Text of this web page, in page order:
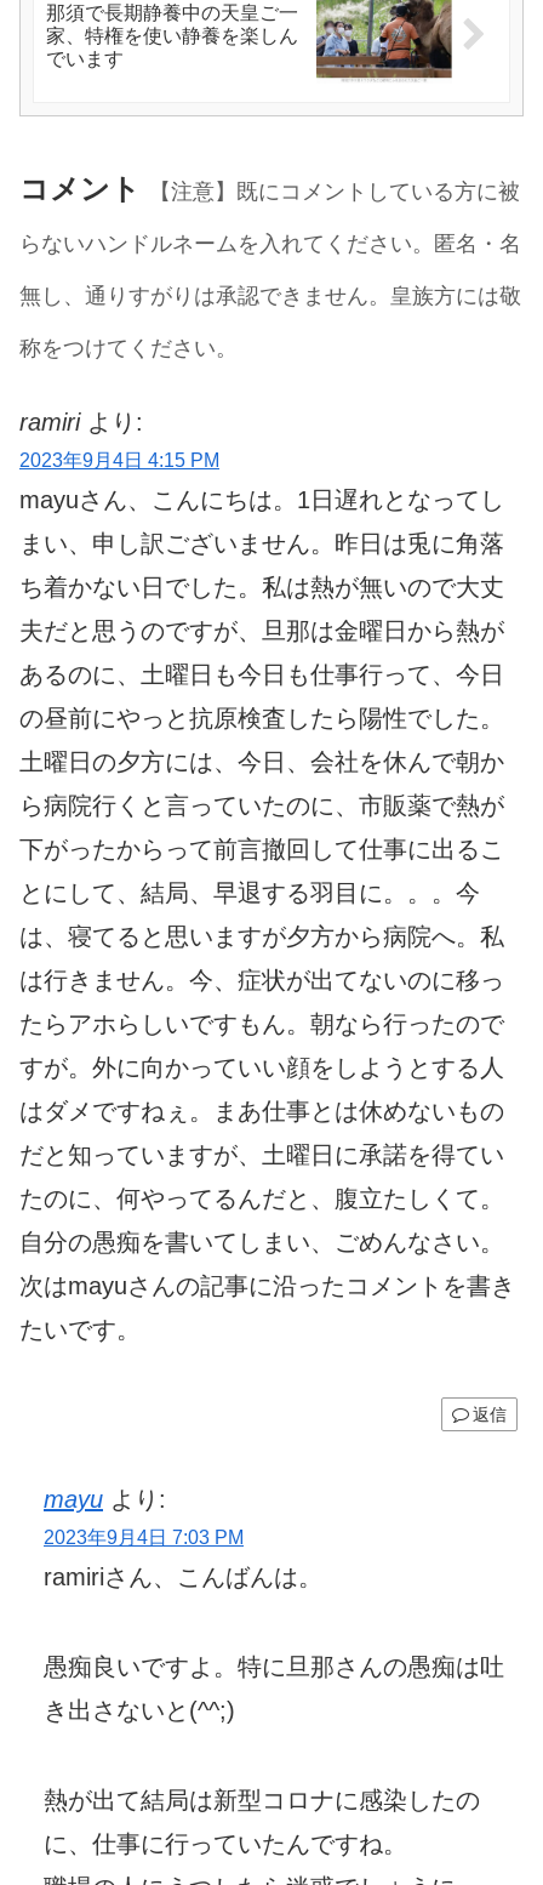
那須で長期静養中の天皇ご一
家、特権を使い静養を楽しん
でいます
コメント
【注意】既にコメントしている方に被
らないハンドルネームを入れてください。匿名・名
無し、通りすがりは承認できません。皇族方には敬
称をつけてください。
ramiri より:
2023年9月4日 4:15 PM
mayuさん、こんにちは。1日遅れとなってし
まい、申し訳ございません。昨日は兎に角落
ち着かない日でした。私は熱が無いので大丈
夫だと思うのですが、旦那は金曜日から熱が
あるのに、土曜日も今日も仕事行って、今日
の昼前にやっと抗原検査したら陽性でした。
土曜日の夕方には、今日、会社を休んで朝か
ら病院行くと言っていたのに、市販薬で熱が
下がったからって前言撤回して仕事に出るこ
とにして、結局、早退する羽目に。。。今
は、寝てると思いますが夕方から病院へ。私
は行きません。今、症状が出てないのに移っ
たらアホらしいですもん。朝なら行ったので
すが。外に向かっていい顔をしようとする人
はダメですねぇ。まあ仕事とは休めないもの
だと知っていますが、土曜日に承諾を得てい
たのに、何やってるんだと、腹立たしくて。
自分の愚痴を書いてしまい、ごめんなさい。
次はmayuさんの記事に沿ったコメントを書き
たいです。
返信
mayu より:
2023年9月4日 7:03 PM
ramiriさん、こんばんは。
愚痴良いですよ。特に旦那さんの愚痴は吐
き出さないと(^^;)
熱が出て結局は新型コロナに感染したの
に、仕事に行っていたんですね。